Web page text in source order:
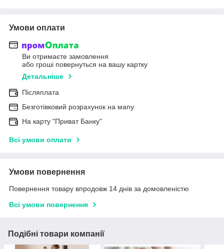
Умови оплати
Ви отримаєте замовлення
або гроші повернуться на вашу картку
Детальніше
Післяплата
Безготівковий розрахунок на мапу
На карту "Приват Банку"
Всі умови оплати
Умови повернення
Повернення товару впродовж 14 днів за домовленістю
Всі умови повернення
Подібні товари компанії